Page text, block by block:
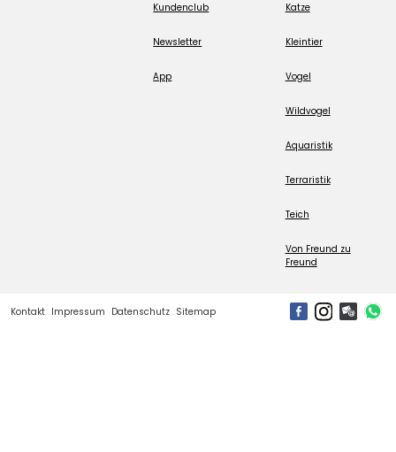
Kundenclub
Newsletter
App
Katze
Kleintier
Vogel
Wildvogel
Aquaristik
Terraristik
Teich
Von Freund zu
Freund
Kontakt Impressum Datenschutz Sitemap